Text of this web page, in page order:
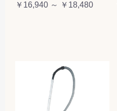
￥16,940 ～ ￥18,480